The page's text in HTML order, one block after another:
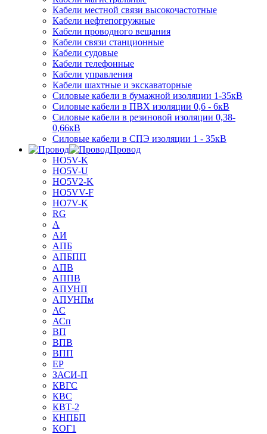
Кабели местной связи высокочастотные
Кабели нефтепогружные
Кабели проводного вещания
Кабели связи станционные
Кабели судовые
Кабели телефонные
Кабели управления
Кабели шахтные и экскаваторные
Силовые кабели в бумажной изоляции 1-35кВ
Силовые кабели в ПВХ изоляции 0,6 - 6кВ
Силовые кабели в резиновой изоляции 0,38-
0,66кВ
Силовые кабели в СПЭ изоляции 1 - 35кВ
Провод
HO5V-K
HO5V-U
HO5V2-K
HO5VV-F
HO7V-K
RG
А
АИ
АПБ
АПБПП
АПВ
АППВ
АПУНП
АПУНПм
АС
АСп
ВП
ВПВ
ВПП
ЕР
ЗАСИ-П
КВГС
КВС
КВТ-2
КНПБП
КОГ1